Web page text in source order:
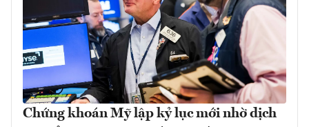
Chứng khoán Mỹ lập kỷ lục mới nhờ dịch